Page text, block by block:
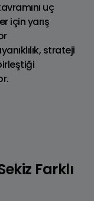
uç
için yarış
strateji
Farklı